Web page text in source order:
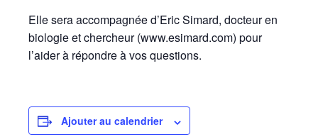
Elle sera accompagnée d’Eric Simard, docteur en
biologie et chercheur (www.esimard.com) pour
l’aider à répondre à vos questions.
Ajouter au calendrier